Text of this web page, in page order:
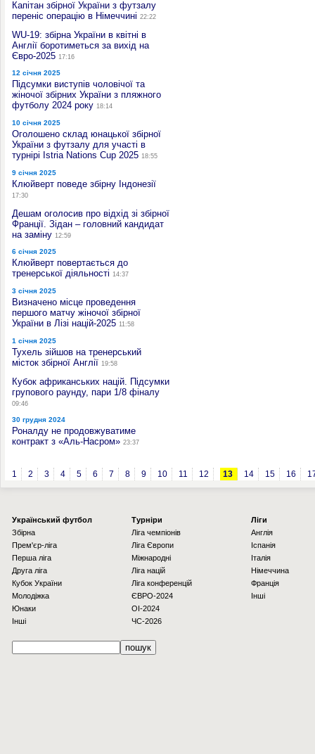
Капітан збірної України з футзалу
переніс операцію в Німеччині 22:22
WU-19: збірна України в квітні в
Англії боротиметься за вихід на
Євро-2025 17:16
12 січня 2025
Підсумки виступів чоловічої та
жіночої збірних України з пляжного
футболу 2024 року 18:14
10 січня 2025
Оголошено склад юнацької збірної
України з футзалу для участі в
турнірі Istria Nations Cup 2025 18:55
9 січня 2025
Клюйверт поведе збірну Індонезії
17:30
Дешам оголосив про відхід зі збірної
Франції. Зідан – головний кандидат
на заміну 12:59
6 січня 2025
Клюйверт повертається до
тренерської діяльності 14:37
3 січня 2025
Визначено місце проведення
першого матчу жіночої збірної
України в Лізі націй-2025 11:58
1 січня 2025
Тухель зійшов на тренерський
місток збірної Англії 19:58
Кубок африканських націй. Підсумки
групового раунду, пари 1/8 фіналу
09:46
30 грудня 2024
Роналду не продовжуватиме
контракт з «Аль-Насром» 23:37
1 2 3 4 5 6 7 8 9 10 11 12 13 14 15 16
Українcький футбол
Збірна
Прем'єр-ліга
Перша ліга
Друга ліга
Кубок України
Молодіжка
Юнаки
Інші
Турніри
Ліга чемпіонів
Ліга Європи
Міжнародні
Ліга націй
Ліга конференцій
ЄВРО-2024
OI-2024
ЧС-2026
Ліги
Англія
Іспанія
Італія
Німеччина
Франція
Інші